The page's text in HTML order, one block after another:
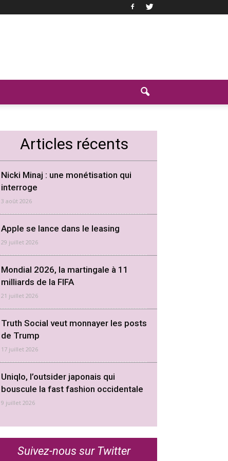
Articles récents
Nicki Minaj : une monétisation qui
interroge
3 août 2026
Apple se lance dans le leasing
29 juillet 2026
Mondial 2026, la martingale à 11
milliards de la FIFA
21 juillet 2026
Truth Social veut monnayer les posts
de Trump
17 juillet 2026
Uniqlo, l’outsider japonais qui
bouscule la fast fashion occidentale
9 juillet 2026
Suivez-nous sur Twitter